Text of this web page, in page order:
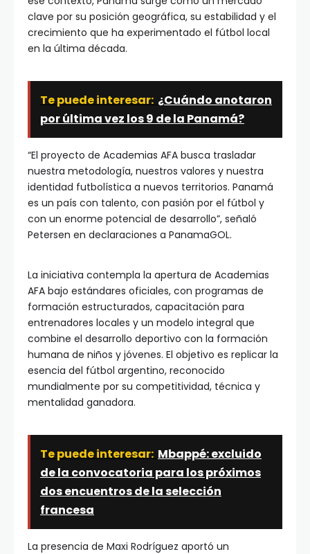
clave por su posición geográfica, su estabilidad y el
crecimiento que ha experimentado el fútbol local
en la última década.
Te puede interesar: ¿Cuándo anotaron
por última vez los 9 de la Panamá?
“El proyecto de Academias AFA busca trasladar
nuestra metodología, nuestros valores y nuestra
identidad futbolística a nuevos territorios. Panamá
es un país con talento, con pasión por el fútbol y
con un enorme potencial de desarrollo”, señaló
Petersen en declaraciones a PanamaGOL.
La iniciativa contempla la apertura de Academias
AFA bajo estándares oficiales, con programas de
formación estructurados, capacitación para
entrenadores locales y un modelo integral que
combine el desarrollo deportivo con la formación
humana de niños y jóvenes. El objetivo es replicar la
esencia del fútbol argentino, reconocido
mundialmente por su competitividad, técnica y
mentalidad ganadora.
Te puede interesar: Mbappé: excluido
de la convocatoria para los próximos
dos encuentros de la selección
francesa
La presencia de Maxi Rodríguez aportó un